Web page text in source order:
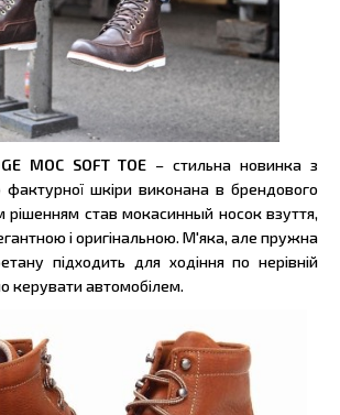
MOC SOFT TOE – стильна новинка з
фактурної шкіри виконана в брендового
рішенням став мокасинный носок взуття,
і оригінальною. М'яка, але пружна
підходить для ходіння по нерівній
керувати автомобілем.